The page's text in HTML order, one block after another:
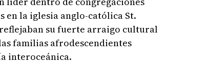
en la iglesia anglo-católica St.
su fuerte arraigo cultural
familias afrodescendientes
interoceánica.